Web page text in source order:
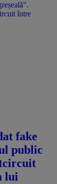
între
fake
public
lui